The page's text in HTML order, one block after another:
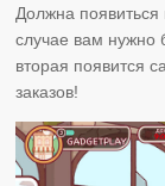
Должна появиться
случае вам нужно
вторая появится
заказов!